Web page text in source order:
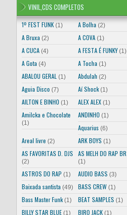
VINIL,CDS COMPLETOS
1º FEST FUNK (1) A Bolha (2)
A Bruxa (2) A COVA (1)
A CUCA (4) A FESTA É FUNKY (1)
A Gota (4) A Tocha (1)
ABALOU GERAL (1) Abdulah (2)
Aguia Disco (7) Aí Shock (1)
AILTON E BINHO (1) ALEX ALEX (1)
Amilcka e Chocolate
(1)
ANDINHO (1)
Aquarius (6)
Areal livre (2) ARK BOYS (1)
AS FAVORITAS D. DJS
(2)
AS MELH DO RAP BR
(1)
ASTROS DO RAP (1) AUDIO BASS (3)
Baixada santista (49) BASS CREW (1)
Bass Master Funk (1) BEAT SAMPLES (1)
BILLY STAR BLUE (1) BIRO JACK (1)